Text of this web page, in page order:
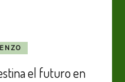
el futuro en